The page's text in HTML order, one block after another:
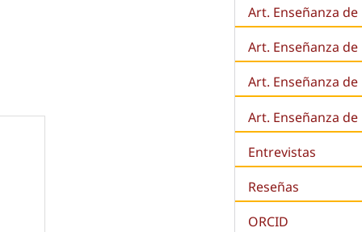
Art. Enseñanza de
Art. Enseñanza de
Art. Enseñanza
Art. Enseñanza
Entrevistas
Reseñas
ORCID